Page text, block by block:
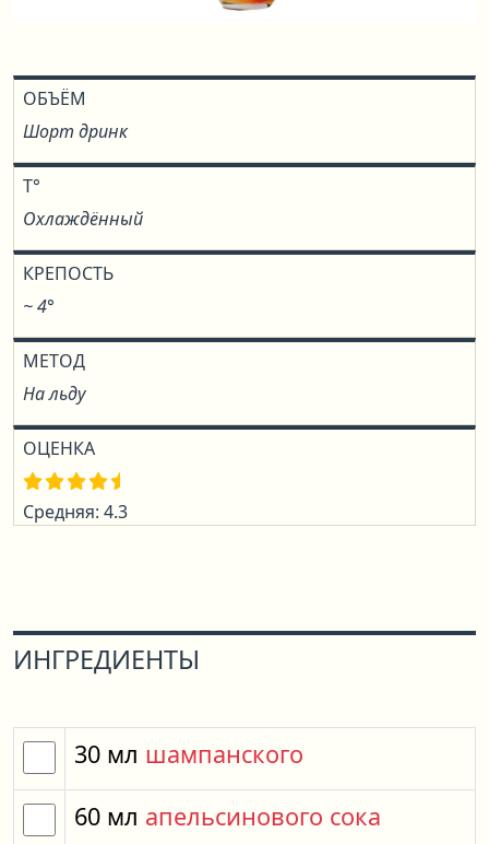
ОБЪЁМ
Шорт дринк
T°
Охлаждённый
КРЕПОСТЬ
~ 4°
МЕТОД
На льду
ОЦЕНКА
Средняя: 4.3
ИНГРЕДИЕНТЫ
30 мл шампанского
60 мл апельсинового сока